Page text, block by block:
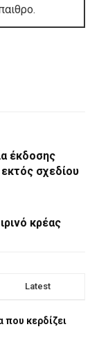
έκδοσης
σχεδίου
κρέας
Latest
που κερδίζει